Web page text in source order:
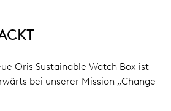
Oris Sustainable Watch Box ist
bei unserer Mission „Change